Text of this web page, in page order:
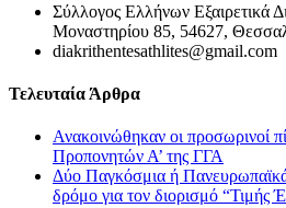
Σύλλογος Ελλήνων Εξαιρετικά
Μοναστηρίου 85, 54627,
diakrithentesathlites@gmail.com
Τελευταία Άρθρα
Ανακοινώθηκαν οι προσωρινοί
Προπονητών Α’ της ΓΓΑ
Δύο Παγκόσμια ή Πανευρωπαϊκά
δρόμο για τον διορισμό “Τιμής